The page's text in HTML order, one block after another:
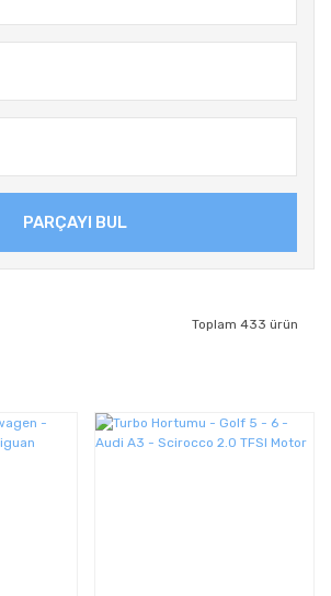
PARÇAYI BUL
Toplam 433 ürün